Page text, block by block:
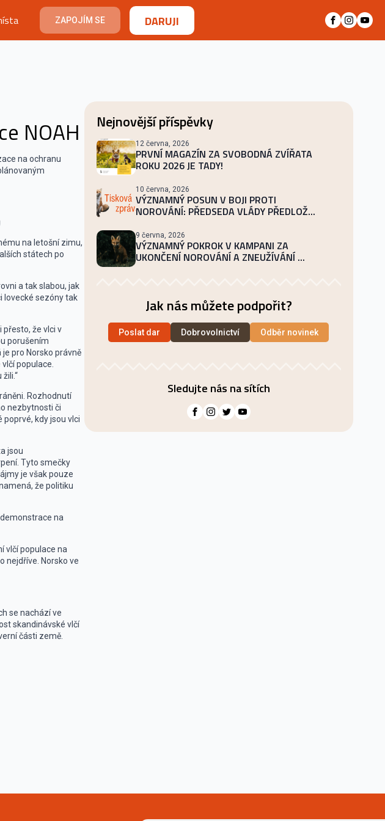
ZAPOJÍM SE DARUJI
NOAH
na ochranu
na letošní zimu,
státech po
a tak slabou, jak
lovecké sezóny tak
přesto, že vlci v
porušením
pro Norsko právně
populace.
Rozhodnutí
nezbytnosti či
kdy jsou vlci
jsou
Tyto smečky
je však pouze
že politiku
na
vlčí populace na
nejdříve. Norsko ve
se nachází ve
skandinávské vlčí
části země.
Nejnovější příspěvky
12 června, 2026
PRVNÍ MAGAZÍN ZA SVOBODNÁ ZVÍŘATA
ROKU 2026 JE TADY!
10 června, 2026
VÝZNAMNÝ POSUN V BOJI PROTI
NOROVÁNÍ: PŘEDSEDA VLÁDY PŘEDLOŽ...
9 června, 2026
VÝZNAMNÝ POKROK V KAMPANI ZA
UKONČENÍ NOROVÁNÍ A ZNEUŽÍVÁNÍ ...
Jak nás můžete podpořit?
Poslat dar Dobrovolnictví Odběr novinek
Sledujte nás na sítích